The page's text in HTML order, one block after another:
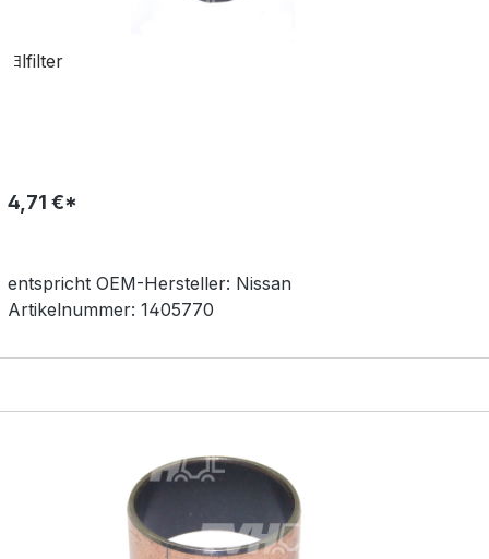
ﾖlfilter
4,71 €*
entspricht OEM-Hersteller: Nissan
Artikelnummer: 1405770